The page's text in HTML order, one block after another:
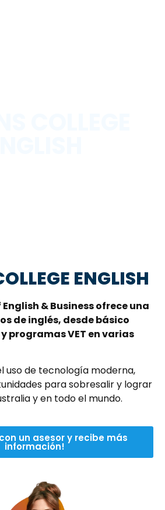
ENGLISH
& Business ofrece una
de inglés, desde básico
programas VET en varias
uso de tecnología moderna,
para sobresalir y lograr
y en todo el mundo.
un asesor y recibe más
información!